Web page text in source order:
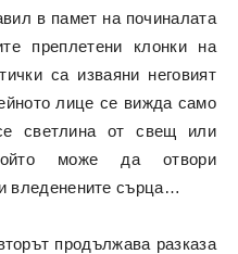
в памет на починалата
преплетени клонки на
са изваяни неговият
лице се вижда само
светлина от свещ или
може да отвори
вледенените сърца…
продължава разказа